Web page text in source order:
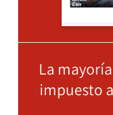
La
impuesto